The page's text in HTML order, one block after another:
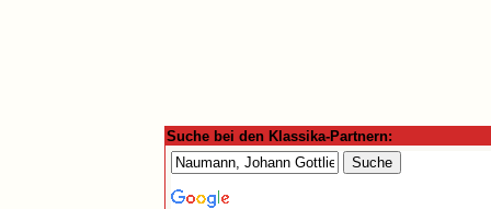
Suche bei den Klassika-Partnern: